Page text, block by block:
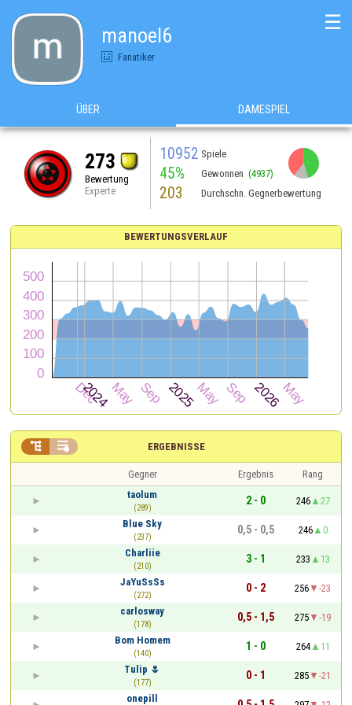
manoel6
Fanatiker
☰
ÜBER DAMESPIEL
273
Bewertung
Experte
10952 Spiele
45% Gewonnen (4937)
203 Durchschn. Gegnerbewertung
BEWERTUNGSVERLAUF
ERGEBNISSE
 
Gegner Ergebnis
Rang
taolum
(289)
2 - 0 246
27
Blue Sky
(237)
0,5 - 0,5 246
0
Charliie
(210)
3 - 1 233
13
JaYuSsSs
(272)
0 - 2 256
-23
carlosway
(178)
0,5 - 1,5 275
-19
Bom Homem
(140)
1 - 0 264
11
Tulip 🌷
(177)
0 - 1 285
-21
onepill